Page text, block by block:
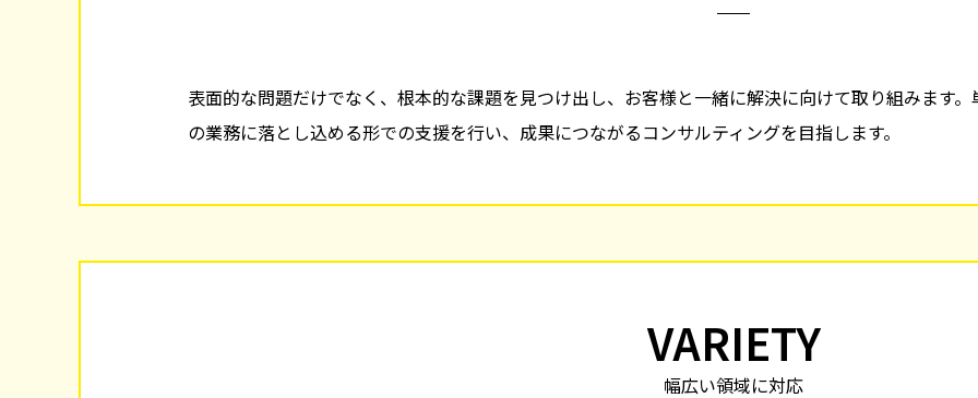
表面的な問題だけでなく、根本的な課題を見つけ出し、お客様と一緒に解決に向けて取り組みます
の業務に落とし込める形での支援を行い、成果につながるコンサルティングを目指します。
VARIETY
幅広い領域に対応